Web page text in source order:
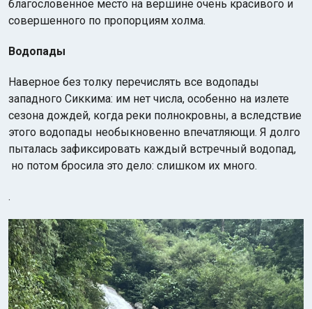
благословенное место на вершине очень красивого и
совершенного по пропорциям холма.
Водопады
Наверное без толку перечислять все водопады
западного Сиккима: им нет числа, особенно на излете
сезона дождей, когда реки полнокровны, а вследствие
этого водопады необыкновенно впечатляющи. Я долго
пыталась зафиксировать каждый встречный водопад,
но потом бросила это дело: слишком их много.
.